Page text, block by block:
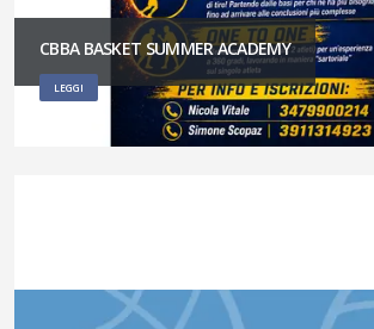
CBBA BASKET SUMMER ACADEMY
LEGGI